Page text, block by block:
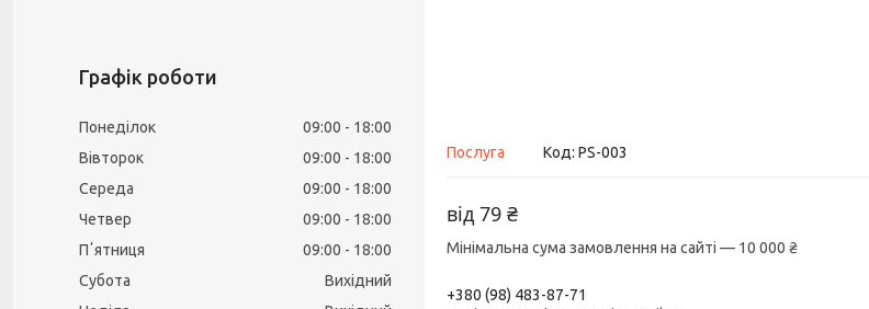
Послуга Код: PS-003
від 79 ₴
Мінімальна сума замовлення на сайті — 10 000 ₴
+380 (98) 483-87-71
Графік роботи
Понеділок 09:00
18:00
Вівторок
09:00
18:00
Середа
09:00
18:00
Четвер
09:00
18:00
Пʼятниця
09:00
18:00
Субота
Вихідний